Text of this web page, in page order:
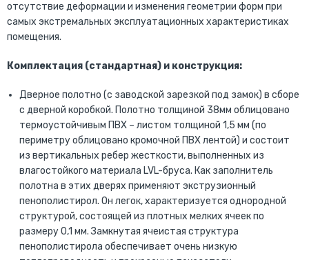
отсутствие деформации и изменения геометрии форм при
самых экстремальных эксплуатационных характеристиках
помещения.
Комплектация (стандартная) и конструкция:
Дверное полотно (с заводской зарезкой под замок) в сборе
с дверной коробкой. Полотно толщиной 38мм облицовано
термоустойчивым ПВХ – листом толщиной 1,5 мм (по
периметру облицовано кромочной ПВХ лентой) и состоит
из вертикальных ребер жесткости, выполненных из
влагостойкого материала LVL-бруса. Как заполнитель
полотна в этих дверях применяют экструзионный
пенополистирол. Он легок, характеризуется однородной
структурой, состоящей из плотных мелких ячеек по
размеру 0,1 мм. Замкнутая ячеистая структура
пенополистирола обеспечивает очень низкую